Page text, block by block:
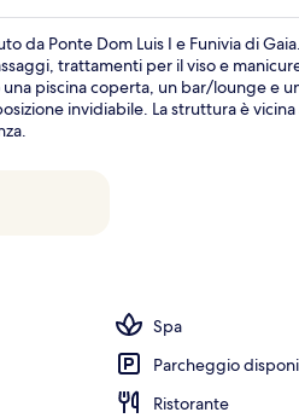
da Ponte Dom Luis I e Funivia di
trattamenti per il viso e
piscina coperta, un bar/lounge e
invidiabile. La struttura è
Spa
Parcheggio
Ristorante